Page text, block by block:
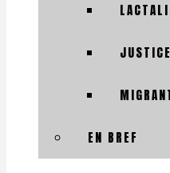
EN BREF